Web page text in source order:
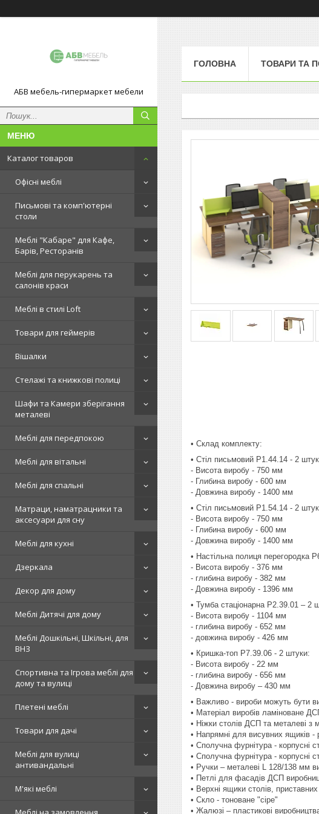
АБВ мебель-гипермаркет мебели
Каталог товаров
Офісні меблі
Письмові та комп'ютерні
столи
Меблі "Кабаре" для Кафе,
Барів, Ресторанів
Меблі для перукарень та
салонів краси
Меблі в стилі Loft
Товари для геймерів
Вішалки
Стелажі та книжкові полиці
Шафи та Камери зберігання
металеві
Меблі для передпокою
Меблі для вітальні
Меблі для спальні
Матраци, наматрацники та
аксесуари для сну
Меблі для кухні
Дзеркала
Декор для дому
Меблі Дитячі для дому
Меблі Дошкільні, Шкільні, для
ВНЗ
Спортивна та Ігрова меблі для
дому та вулиці
Плетені меблі
Товари для дачі
Меблі для вулиці
антивандальні
М'які меблі
ГОЛОВНА ТОВАРИ ТА
• Склад комплекту:
• Стіл письмовий P1.44.14 - 2
- Висота виробу - 750 мм
- Глибина виробу - 600 мм
- Довжина виробу - 1400 мм
• Стіл письмовий P1.54.14 - 2
- Висота виробу - 750 мм
- Глибина виробу - 600 мм
- Довжина виробу - 1400 мм
• Настільна полиця перегородка
- Висота виробу - 376 мм
- глибина виробу - 382 мм
- Довжина виробу - 1396 мм
• Тумба стаціонарна P2.39.01 – 2
- Висота виробу - 1104 мм
- глибина виробу - 652 мм
- довжина виробу - 426 мм
• Кришка-топ P7.39.06 - 2 штуки:
- Висота виробу - 22 мм
- глибина виробу - 656 мм
- Довжина виробу – 430 мм
• Важливо - вироби можуть бути
• Матеріал виробів ламіноване
• Ніжки столів ДСП та металеві з
• Напрямні для висувних ящиків -
• Сполучна фурнітура - корпусні
• Сполучна фурнітура - корпусні
• Ручки – металеві L 128/138 мм
• Петлі для фасадів ДСП
• Верхні ящики столів,
• Скло - тоноване "сіре"
• Жалюзі – пластикові